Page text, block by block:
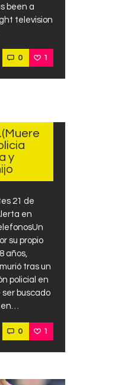
been a
television
0 1
y
21 de
en
su propio
años,
tras un
policial en
ser buscado
0 1